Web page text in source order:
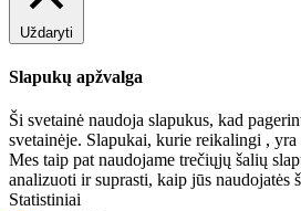
Uždaryti
Slapukų apžvalga
Ši svetainė naudoja slapukus, kad
svetainėje. Slapukai, kurie reikalingi ,
Mes taip pat naudojame trečiųjų šalių
analizuoti ir suprasti, kaip jūs naudojatės
Statistiniai